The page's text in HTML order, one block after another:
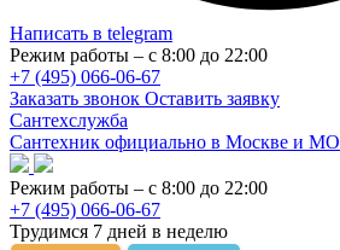
Написать в telegram
Режим работы – с 8:00 до 22:00
+7 (495) 066-06-67
Заказать звонок Оставить заявку
Сантехслужба
Сантехник официально в Москве и МО
Режим работы – с 8:00 до 22:00
+7 (495) 066-06-67
Трудимся 7 дней в неделю